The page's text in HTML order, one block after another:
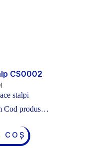
CS0002
stalpi
Cod produs…
COȘ